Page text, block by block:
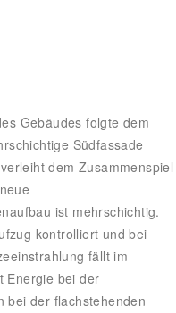
Gebäudes folgte dem
Südfassade
dem Zusammenspiel
ist mehrschichtig.
kontrolliert und bei
fällt im
Energie bei der
bei der flachstehenden